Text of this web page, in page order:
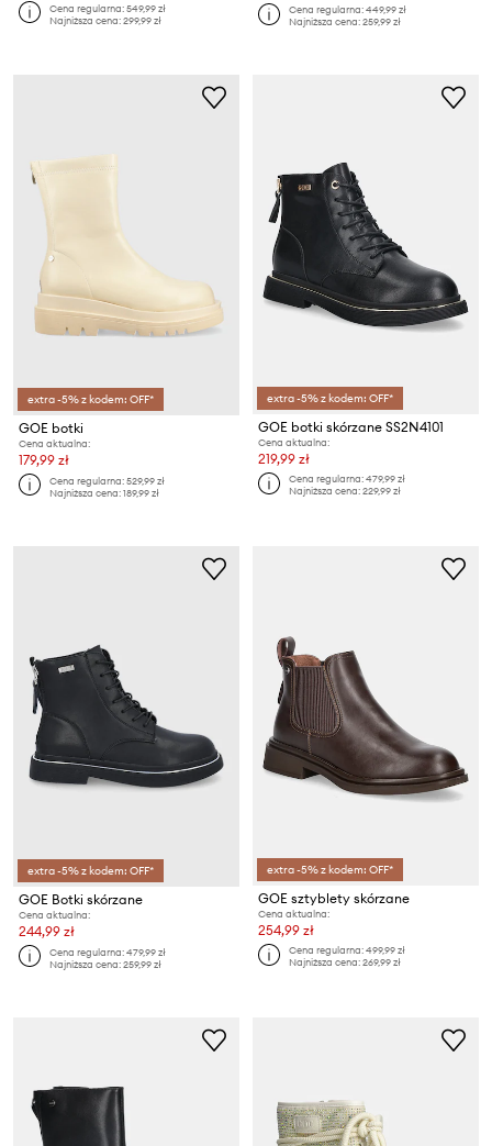
Cena regularna:549,99 zł
Najniższa cena:299,99 zł
Cena regularna:449,99 zł
Najniższa cena:259,99 zł
extra -5% z kodem: OFF*
GOE botki
Cena aktualna:
179,99 zł
Cena regularna:529,99 zł
Najniższa cena:189,99 zł
extra -5% z kodem: OFF*
GOE botki skórzane SS2N4101
Cena aktualna:
219,99 zł
Cena regularna:479,99 zł
Najniższa cena:229,99 zł
extra -5% z kodem: OFF*
GOE Botki skórzane
Cena aktualna:
244,99 zł
Cena regularna:479,99 zł
Najniższa cena:259,99 zł
extra -5% z kodem: OFF*
GOE sztyblety skórzane
Cena aktualna:
254,99 zł
Cena regularna:499,99 zł
Najniższa cena:269,99 zł